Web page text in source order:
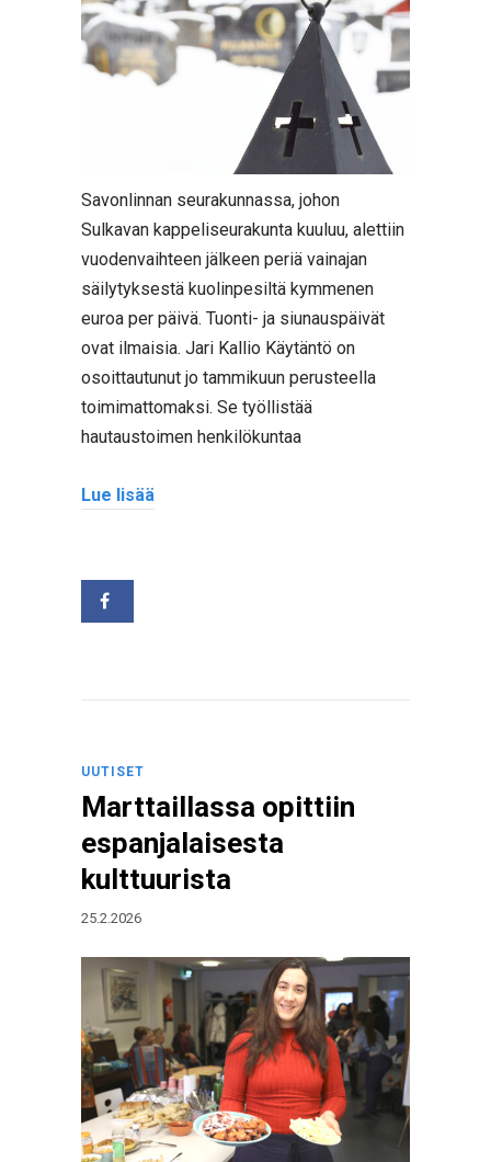
Savonlinnan seurakunnassa, johon
Sulkavan kappeliseurakunta kuuluu, alettiin
vuodenvaihteen jälkeen periä vainajan
säilytyksestä kuolinpesiltä kymmenen
euroa per päivä. Tuonti- ja siunauspäivät
ovat ilmaisia. Jari Kallio Käytäntö on
osoittautunut jo tammikuun perusteella
toimimattomaksi. Se työllistää
hautaustoimen henkilökuntaa
Lue lisää
UUTISET
Marttaillassa opittiin
espanjalaisesta
kulttuurista
25.2.2026